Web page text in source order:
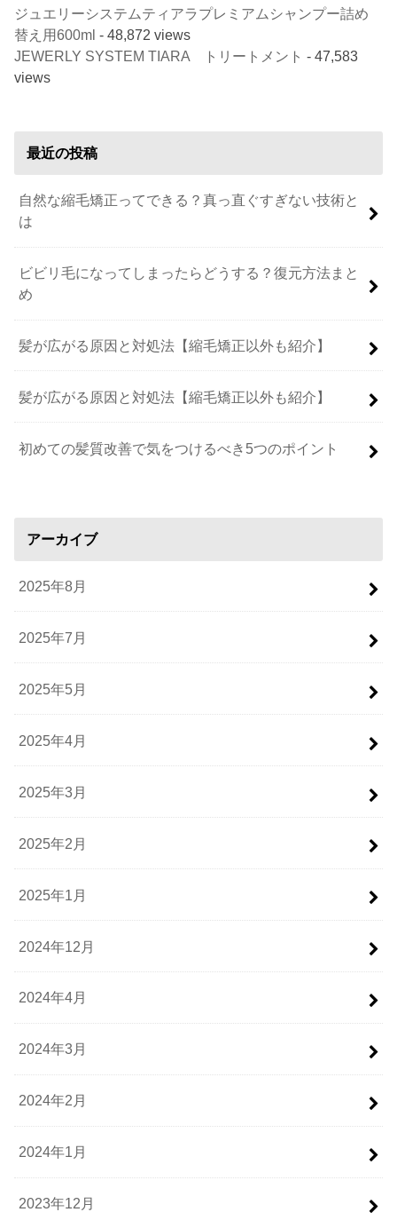
ジュエリーシステムティアラプレミアムシャンプー詰め
替え用600ml - 48,872 views
JEWERLY SYSTEM TIARA トリートメント - 47,583
views
最近の投稿
自然な縮毛矯正ってできる？真っ直ぐすぎない技術と
は
ビビリ毛になってしまったらどうする？復元方法まと
め
髪が広がる原因と対処法【縮毛矯正以外も紹介】
髪が広がる原因と対処法【縮毛矯正以外も紹介】
初めての髪質改善で気をつけるべき5つのポイント
アーカイブ
2025年8月
2025年7月
2025年5月
2025年4月
2025年3月
2025年2月
2025年1月
2024年12月
2024年4月
2024年3月
2024年2月
2024年1月
2023年12月